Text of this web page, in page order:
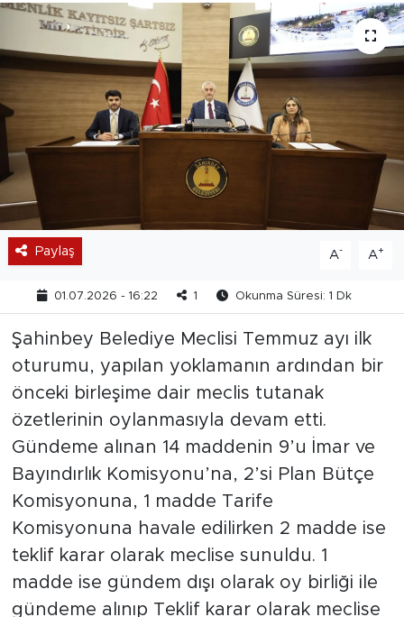
Paylaş A- A+
01.07.2026 - 16:22 1 Okunma Süresi: 1 Dk
Şahinbey Belediye Meclisi Temmuz ayı ilk
oturumu, yapılan yoklamanın ardından bir
önceki birleşime dair meclis tutanak
özetlerinin oylanmasıyla devam etti.
Gündeme alınan 14 maddenin 9’u İmar ve
Bayındırlık Komisyonu’na, 2’si Plan Bütçe
Komisyonuna, 1 madde Tarife
Komisyonuna havale edilirken 2 madde ise
teklif karar olarak meclise sunuldu. 1
madde ise gündem dışı olarak oy birliği ile
gündeme alınıp Teklif karar olarak meclise